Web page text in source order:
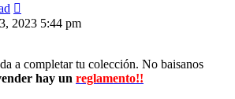
último
2023 5:44 pm
a completar tu colección. No baisanos
hay un reglamento!!